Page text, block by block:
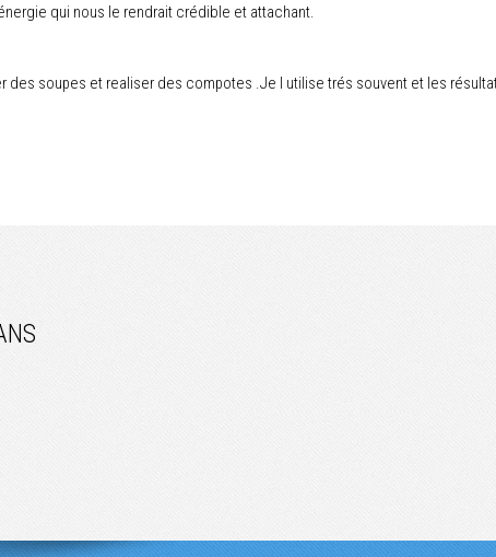
qui nous le rendrait crédible et attachant.
des soupes et realiser des compotes .Je l utilise trés souvent et les